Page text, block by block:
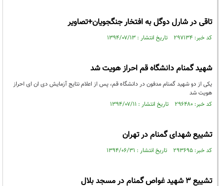
تاقی در شارل دوگل به افتخار جنگجویان+تصاویر
کد خبر: ۲۹۷۱۳۴ تاریخ انتشار : ۱۳۹۴/۰۷/۱۳
شهید گمنام دانشگاه قم احراز هویت شد
یکی از دو شهید گمنام مدفون در دانشگاه قم، پس از اعلام نتایج آزمایش دی ان ای احراز
هویت شد
کد خبر: ۲۹۶۴۸۰ تاریخ انتشار : ۱۳۹۴/۰۷/۱۱
تشییع شهدای گمنام در تهران
کد خبر: ۲۹۳۶۹۵ تاریخ انتشار : ۱۳۹۴/۰۶/۳۱
تشییع ۳ شهید غواص گمنام در مسجد بلال